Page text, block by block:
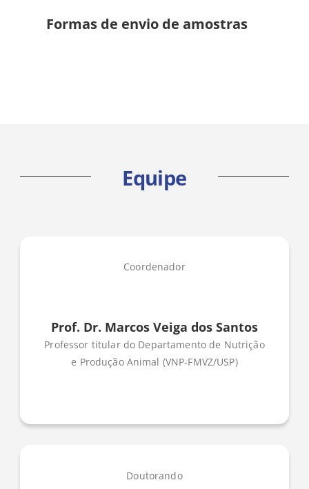
Formas de envio de amostras
Equipe
Coordenador
Prof. Dr. Marcos Veiga dos Santos
Professor titular do Departamento de Nutrição
e Produção Animal (VNP-FMVZ/USP)
Doutorando